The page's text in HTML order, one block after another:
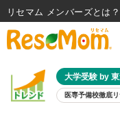
大学受験 by
医専予備校徹底
リセマム メンバーズ